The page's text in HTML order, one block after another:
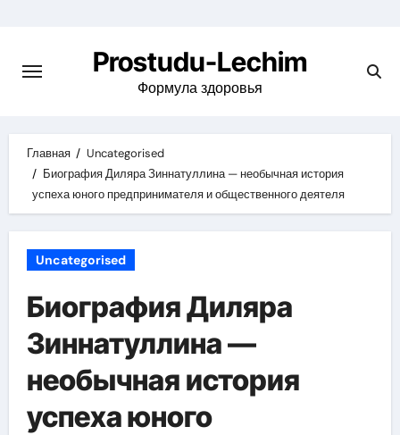
содержимому
Prostudu-Lechim
Формула здоровья
Главная
Uncategorised
Биография Диляра Зиннатуллина — необычная история
успеха юного предпринимателя и общественного деятеля
Uncategorised
Биография Диляра
Зиннатуллина —
необычная история
успеха юного